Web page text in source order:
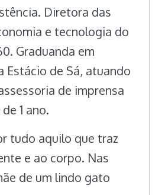
Diretora das
e tecnologia do
Graduanda em
Estácio de Sá, atuando
de imprensa
1 ano.
tudo aquilo que traz
e ao corpo. Nas
de um lindo gato